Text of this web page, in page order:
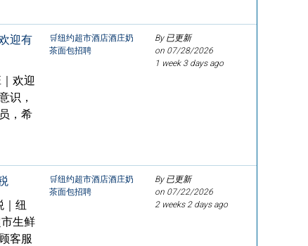
迎有
欢迎
识，
，希
🛒纽约超市酒店酒庄奶
茶面包招聘
By 已更新
on 07/28/2026
1 week 3 days ago
｜纽
生鲜
客服
🛒纽约超市酒店酒庄奶
茶面包招聘
By 已更新
on 07/22/2026
2 weeks 2 days ago